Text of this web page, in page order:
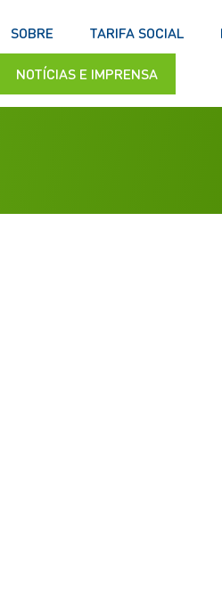
SOBRE TARIFA SOCIAL
NOTÍCIAS E IMPRENSA